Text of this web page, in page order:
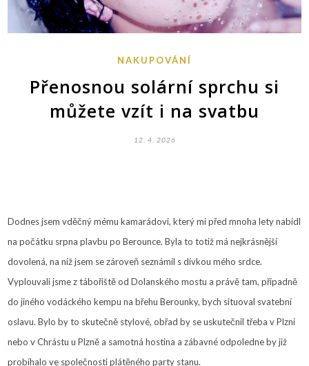
NAKUPOVÁNÍ
Přenosnou solární sprchu si
můžete vzít i na svatbu
12. 4. 2026
Dodnes jsem vděčný mému kamarádovi, který mi před mnoha lety nabídl
na počátku srpna plavbu po Berounce. Byla to totiž má nejkrásnější
dovolená, na níž jsem se zároveň seznámil s dívkou mého srdce.
Vyplouvali jsme z tábořiště od Dolanského mostu a právě tam, případně
do jiného vodáckého kempu na břehu Berounky, bych situoval svatební
oslavu. Bylo by to skutečně stylové, obřad by se uskutečnil třeba v Plzni
nebo v Chrástu u Plzně a samotná hostina a zábavné odpoledne by již
probíhalo ve společnosti plátěného party stanu.